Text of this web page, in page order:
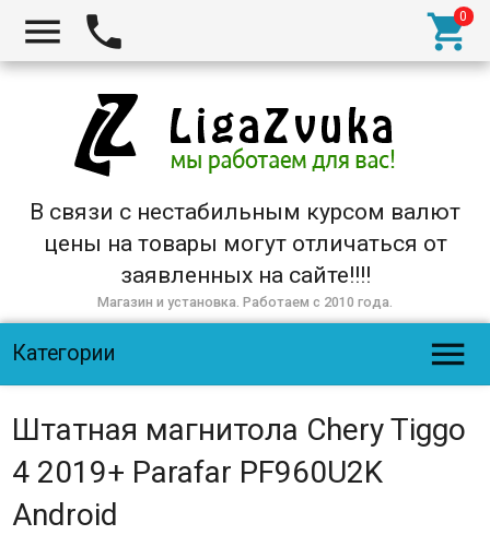
  
В связи с нестабильным курсом валют
цены на товары могут отличаться от
заявленных на сайте!!!!
Магазин и установка. Работаем с 2010 года.
Категории 
Штатная магнитола Chery Tiggo
4 2019+ Parafar PF960U2K
Android